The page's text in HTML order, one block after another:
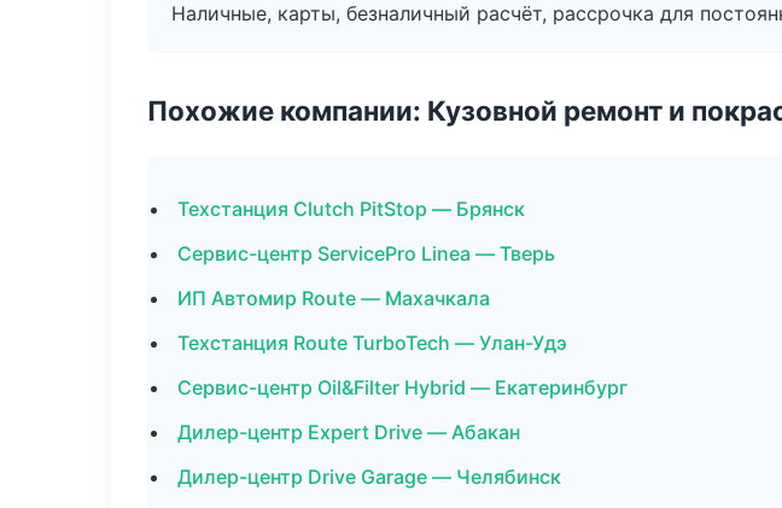
Наличные, карты, безналичный расчёт, рассрочка для
Похожие компании: Кузовной ремонт и
Техстанция Clutch PitStop — Брянск
Сервис-центр ServicePro Linea — Тверь
ИП Автомир Route — Махачкала
Техстанция Route TurboTech — Улан-Удэ
Сервис-центр Oil&Filter Hybrid — Екатеринбург
Дилер-центр Expert Drive — Абакан
Дилер-центр Drive Garage — Челябинск